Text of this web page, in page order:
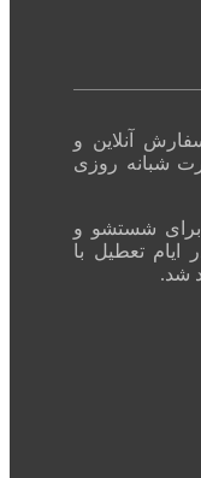
آنلاین و
شبانه روزی
شستشو و
تعطیل با
شد.